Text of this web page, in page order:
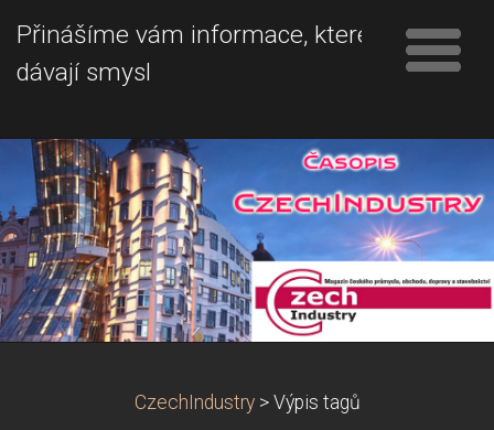
Přinášíme vám informace, které
dávají smysl
CzechIndustry > Výpis tagů